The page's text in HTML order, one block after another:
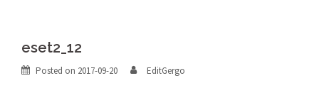
eset2_12
Posted on 2017-09-20 EditGergo